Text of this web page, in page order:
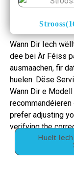
Wann Dir Iech
dee bei Är Féiss
ausmaachen, fir
huelen. Dëse
Wann Dir e
prefer adjusting
verifying the
Huelt